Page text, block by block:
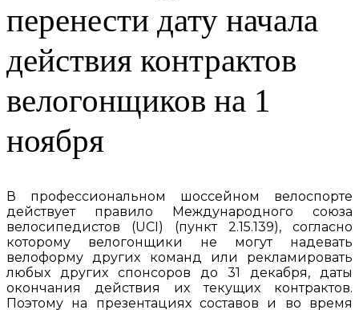
перенести дату начала
действия контрактов
велогонщиков на 1
ноября
В профессиональном шоссейном велоспорте
действует правило Международного союза
велосипедистов (UCI) (пункт 2.15.139), согласно
которому велогонщики не могут надевать
велоформу других команд или рекламировать
любых других спонсоров до 31 декабря, даты
окончания действия их текущих контрактов.
Поэтому на презентациях составов и во время